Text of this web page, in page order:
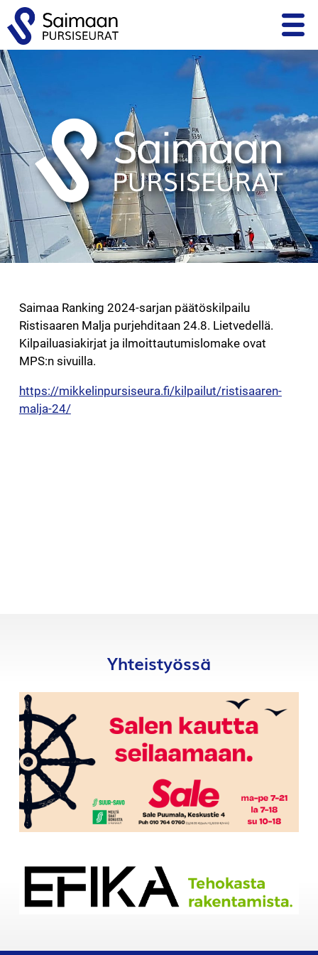
ETUSIVU
KILPAILUTOIMINTA
PURSISEURAT
MATKAVENEILY
LAPSET JA NUORET
KOULUTUS JA KURSSIT
SIVUSTOINFO
Saimaa Ranking 2024-sarjan päätöskilpailu
Ristisaaren Malja purjehditaan 24.8. Lietvedellä.
Kilpailuasiakirjat ja ilmoittautumislomake ovat
MPS:n sivuilla.
https://mikkelinpursiseura.fi/kilpailut/ristisaaren-
malja-24/
Yhteistyössä